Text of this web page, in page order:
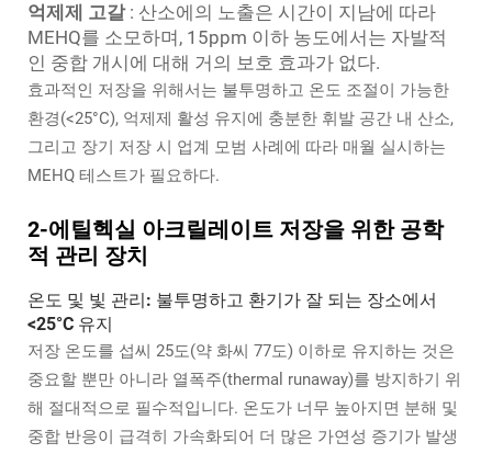
억제제 고갈 : 산소에의 노출은 시간이 지남에 따라
MEHQ를 소모하며, 15ppm 이하 농도에서는 자발적
인 중합 개시에 대해 거의 보호 효과가 없다.
효과적인 저장을 위해서는 불투명하고 온도 조절이 가능한
환경(<25°C), 억제제 활성 유지에 충분한 휘발 공간 내 산소,
그리고 장기 저장 시 업계 모범 사례에 따라 매월 실시하는
MEHQ 테스트가 필요하다.
2-에틸헥실 아크릴레이트 저장을 위한 공학
적 관리 장치
온도 및 빛 관리: 불투명하고 환기가 잘 되는 장소에서
<25°C 유지
저장 온도를 섭씨 25도(약 화씨 77도) 이하로 유지하는 것은
중요할 뿐만 아니라 열폭주(thermal runaway)를 방지하기 위
해 절대적으로 필수적입니다. 온도가 너무 높아지면 분해 및
중합 반응이 급격히 가속화되어 더 많은 가연성 증기가 발생